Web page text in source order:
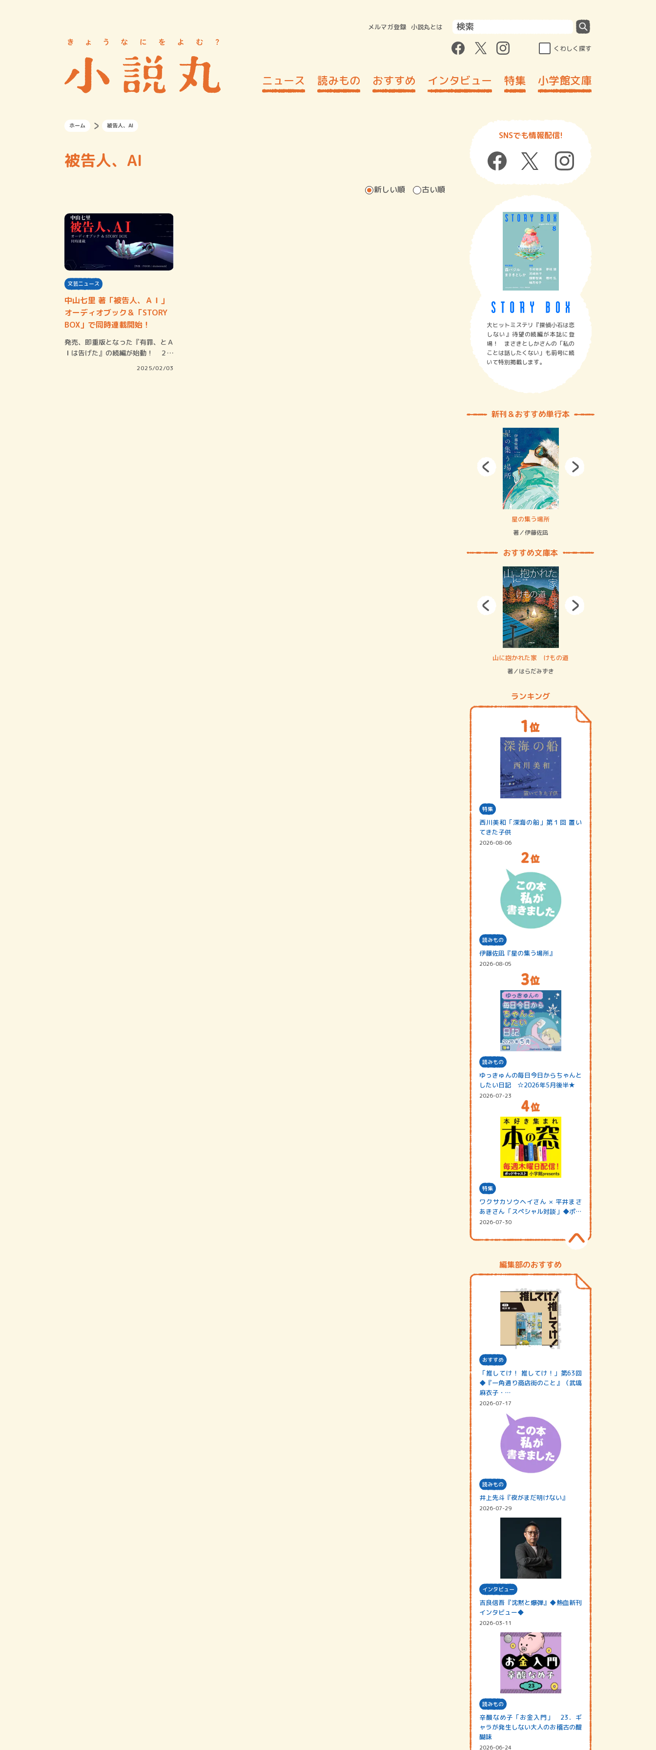
メルマガ登録 小説丸とは
くわしく探す
ニュース 読みもの おすすめ インタビュー 特集 小学館文庫
ホーム 被告人、AI
被告人、AI
新しい順 古い順
文芸ニュース
中山七里 著「被告人、ＡＩ」
オーディオブック＆「STORY
BOX」で同時連載開始！
発売、即重版となった『有罪、とＡ
Ｉは告げた』の続編が始動！ ２月
2025/02/03
SNSでも情報配信!
大ヒットミステリ『探偵小石は恋
しない』待望の続編が本誌に登
場！ まさきとしかさんの「私の
ことは話したくない」も前号に続
いて特別掲載します。
新刊＆おすすめ単行本
星の集う場所
著／伊藤佐凪
おすすめ文庫本
山に抱かれた家 けもの道
著／はらだみずき
ランキング
特集
西川美和「深海の船」第１回 置い
てきた子供
2026-08-06
読みもの
伊藤佐凪『星の集う場所』
2026-08-05
読みもの
ゆっきゅんの毎日今日からちゃんと
したい日記 ☆2026年5月後半★
2026-07-23
特集
ワクサカソウヘイさん × 平井まさ
あきさん「スペシャル対談」◆ポッ
ドキャスト…
2026-07-30
編集部のおすすめ
おすすめ
「推してけ！ 推してけ！」第63回
◆『一角通り商店街のこと』（武塙
麻衣子・…
2026-07-17
読みもの
井上先斗『夜がまだ明けない』
2026-07-29
インタビュー
吉良信吾『沈黙と爆弾』◆熱血新刊
インタビュー◆
2026-03-11
読みもの
辛酸なめ子「お金入門」 23．ギ
ャラが発生しない大人のお稽古の醍
醐味
2026-06-24